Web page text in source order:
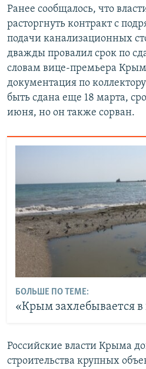
Ранее сообщалось, что
расторгнуть контракт с
подачи канализационных
дважды провалил срок по
словам вице-премьера
документация по
быть сдана еще 18 марта,
июня, но он также сорван.
БОЛЬШЕ ПО ТЕМЕ:
«Крым захлебывается в
Российские власти Крыма
строительства крупных